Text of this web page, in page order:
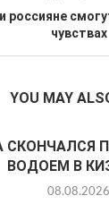
россияне
чувствах
YOU MAY
ВОДОЕМ В
08.08.2026